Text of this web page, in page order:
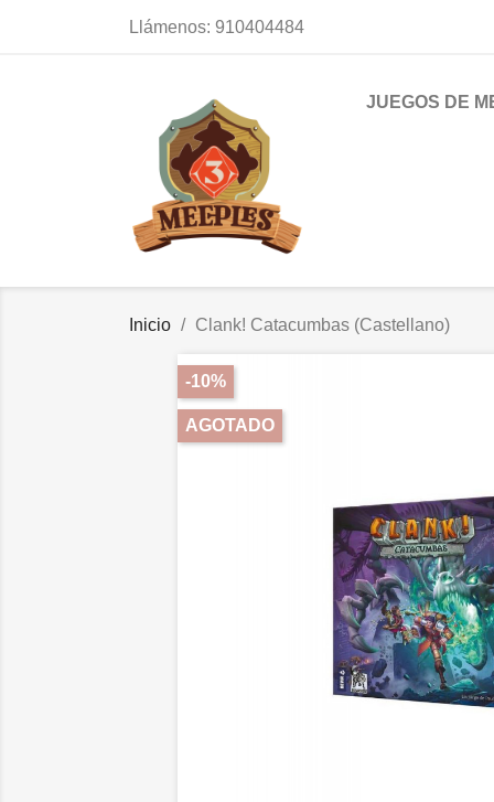
Llámenos: 910404484
JUEGOS DE
Inicio Clank! Catacumbas (Castellano)
-10%
AGOTADO